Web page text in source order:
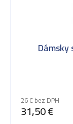
Dámsky
26 € bez DPH
31,50 €